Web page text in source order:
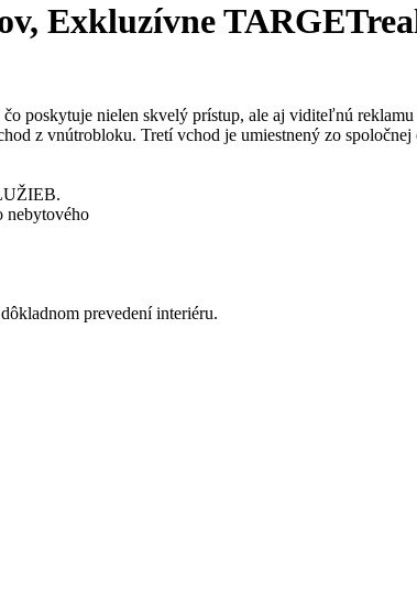
Exkluzívne
poskytuje nielen skvelý prístup, ale aj viditeľnú
z vnútrobloku. Tretí vchod je umiestnený zo
nebytového
prevedení interiéru.